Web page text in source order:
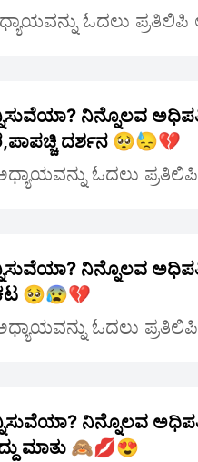
ಓದಲು
ನಿನ್ನೊಲವ
ದರ್ಶನ 🥺😓💔
ಓದಲು
ನಿನ್ನೊಲವ
🥺😰💔
ಓದಲು
ನಿನ್ನೊಲವ
ಮಾತು 🙈💋😍